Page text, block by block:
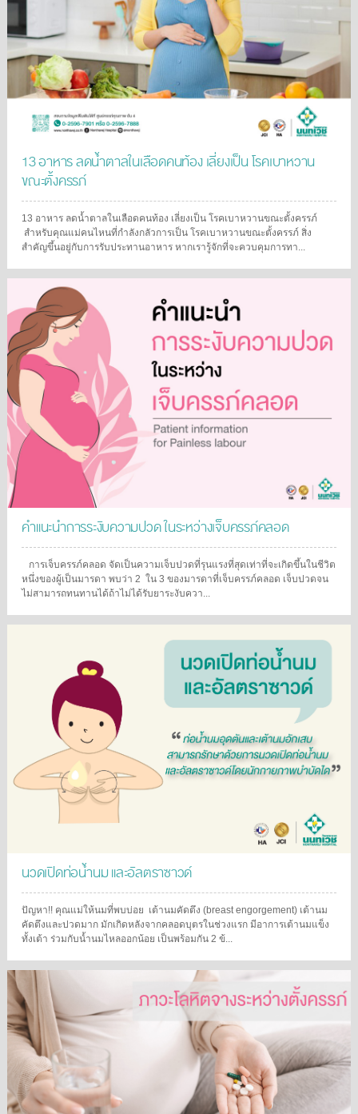
13 อาหาร ลดน้ำตาลในเลือดคนท้อง เลี่ยงเป็น โรคเบาหวาน
ขณะตั้งครรภ์
13 อาหาร ลดน้ำตาลในเลือดคนท้อง เลี่ยงเป็น โรคเบาหวานขณะตั้งครรภ์
สำหรับคุณแม่คนไหนที่กำลังกลัวการเป็น โรคเบาหวานขณะตั้งครรภ์ สิ่ง
สำคัญขึ้นอยู่กับการรับประทานอาหาร หากเรารู้จักที่จะควบคุมการทา...
คำแนะนำการระงับความปวด ในระหว่างเจ็บครรภ์คลอด
การเจ็บครรภ์คลอด จัดเป็นความเจ็บปวดที่รุนแรงที่สุดเท่าที่จะเกิดขึ้นในชีวิต
หนึ่งของผู้เป็นมารดา พบว่า 2 ใน 3 ของมารดาที่เจ็บครรภ์คลอด เจ็บปวดจน
ไม่สามารถทนทานได้ถ้าไม่ได้รับยาระงับควา...
นวดเปิดท่อน้ำนม และอัลตราซาวด์
ปัญหา!! คุณแม่ให้นมที่พบบ่อย เต้านมคัดตึง (breast engorgement) เต้านม
คัดตึงและปวดมาก มักเกิดหลังจากคลอดบุตรในช่วงแรก มีอาการเต้านมแข็ง
ทั้งเต้า ร่วมกับน้ำนมไหลออกน้อย เป็นพร้อมกัน 2 ข้...